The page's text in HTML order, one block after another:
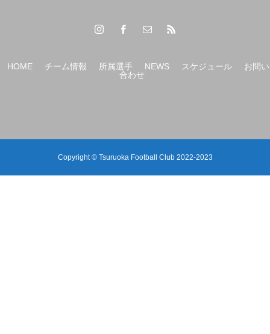
【（U-15）Ｙ1リーグ 第6節】
HOME チーム情報 所属選手 NEWS スケジュール
お問い
合わせ
Copyright © Tsuruoka Football Club 2022-2023